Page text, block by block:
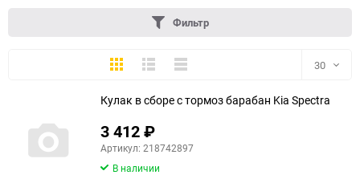
Фильтр
ПлиткаПодробноКомпактно 30
30
Кулак в сборе с тормоз барабан Kia Spectra
3 412₽
Артикул: 218742897
В наличии